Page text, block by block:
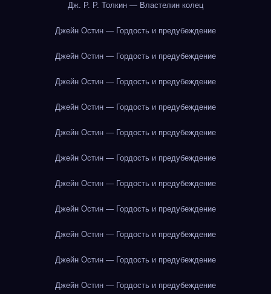
Дж. Р. Р. Толкин — Властелин колец
Джейн Остин — Гордость и предубеждение
Джейн Остин — Гордость и предубеждение
Джейн Остин — Гордость и предубеждение
Джейн Остин — Гордость и предубеждение
Джейн Остин — Гордость и предубеждение
Джейн Остин — Гордость и предубеждение
Джейн Остин — Гордость и предубеждение
Джейн Остин — Гордость и предубеждение
Джейн Остин — Гордость и предубеждение
Джейн Остин — Гордость и предубеждение
Джейн Остин — Гордость и предубеждение